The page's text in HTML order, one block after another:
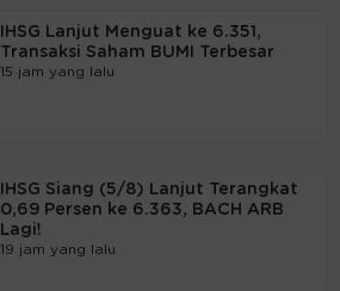
IHSG Lanjut Menguat ke 6.351,
Transaksi Saham BUMI Terbesar
15 jam yang lalu
IHSG Siang (5/8) Lanjut Terangkat
0,69 Persen ke 6.363, BACH ARB
Lagi!
19 jam yang lalu